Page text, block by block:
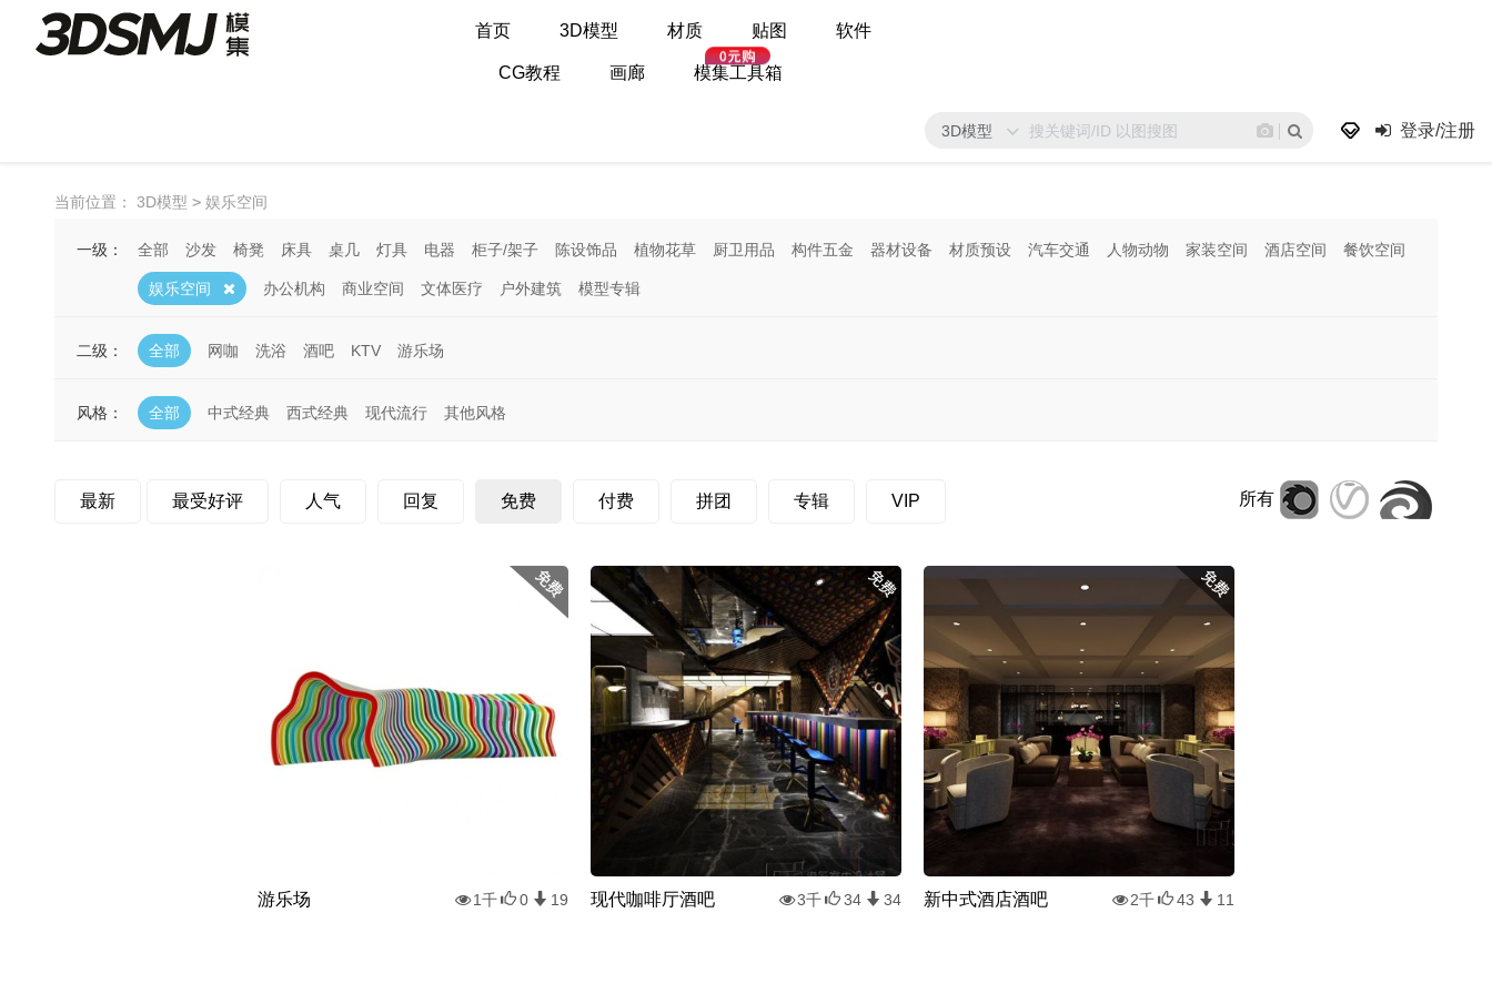
首页 3D模型 材质 贴图 软件
CG教程 画廊 模集工具箱
3D模型 登录/注册
当前位置： 3D模型 > 娱乐空间
一级： 全部 沙发 椅凳 床具 桌几 灯具 电器 柜子/架子 陈设饰品 植物花草 厨卫用品 构件五金 器材设备 材质预设 汽车交通 人物动物 家装空间 酒店空间 餐饮空间
娱乐空间 办公机构 商业空间 文体医疗 户外建筑 模型专辑
二级： 全部 网咖 洗浴 酒吧 KTV 游乐场
风格： 全部 中式经典 西式经典 现代流行 其他风格
最新 最受好评 人气 回复 免费 付费 拼团 专辑 VIP 所有
游乐场 1千 0 19 现代咖啡厅酒吧 3千 34 34 新中式酒店酒吧 2千 43 11